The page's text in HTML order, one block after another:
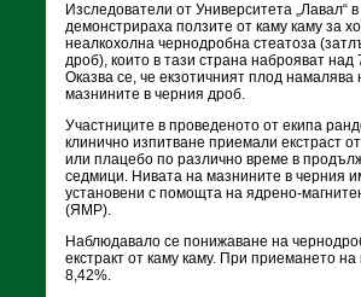
Изследователи от Университета „Лавал“
демонстрираха ползите от каму каму за
неалкохолна чернодробна стеатоза
дроб), които в тази страна наброяват над
Оказва се, че екзотичният плод намалява
мазнините в черния дроб.
Участниците в проведеното от екипа
клинично изпитване приемали екстраст
или плацебо по различно време в
седмици. Нивата на мазнините в черния
установени с помощта на ядрено-
(ЯМР).
Наблюдавало се понижаване на
екстракт от каму каму. При приемането
8,42%.